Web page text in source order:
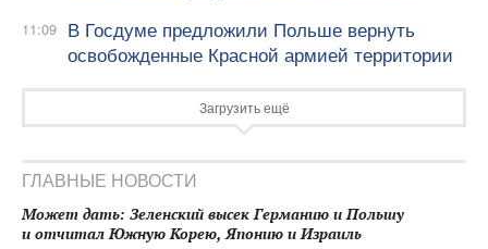
11:09 В Госдуме предложили Польше вернуть
освобожденные Красной армией территории
Загрузить ещё
ГЛАВНЫЕ НОВОСТИ
Может дать: Зеленский высек Германию и Польшу
и отчитал Южную Корею, Японию и Израиль